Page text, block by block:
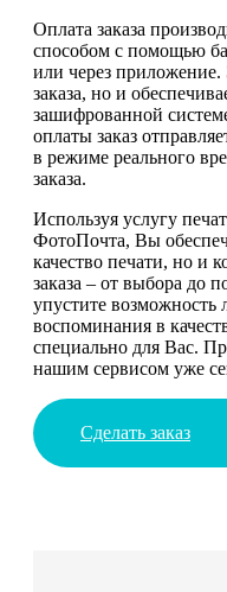
Оплата заказа
способом с помощью
или через приложение.
заказа, но и
зашифрованной
оплаты заказ
в режиме реального
заказа.
Используя услугу
ФотоПочта, Вы
качество печати, но и
заказа – от выбора до
упустите возможность
воспоминания в
специально для Вас.
нашим сервисом уже
Сделать заказ